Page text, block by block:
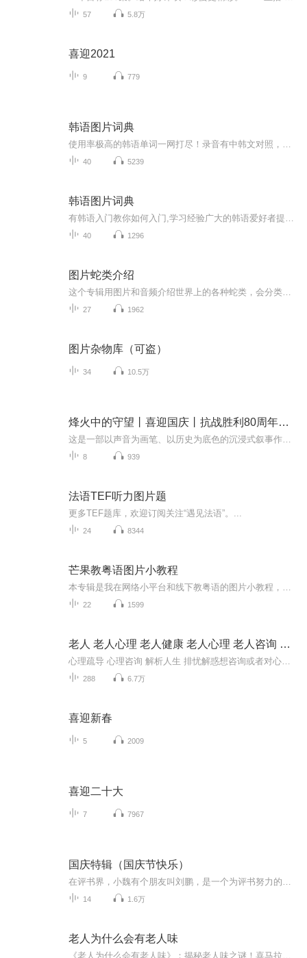
57 5.8万
喜迎2021
9 779
韩语图片词典
40 5239
韩语图片词典
40 1296
图片蛇类介绍
27 1962
图片杂物库（可盗）
34 10.5万
烽火中的守望丨喜迎国庆丨抗战胜利80周年丨广播剧
8 939
法语TEF听力图片题
更多TEF题库，欢迎订阅关注“遇见法语”。...
24 8344
芒果教粤语图片小教程
22 1599
老人 老人心理 老人健康 老人心理 老人咨询 黄昏恋
288 6.7万
喜迎新春
5 2009
喜迎二十大
7 7967
国庆特辑（国庆节快乐）
14 1.6万
老人为什么会有老人味